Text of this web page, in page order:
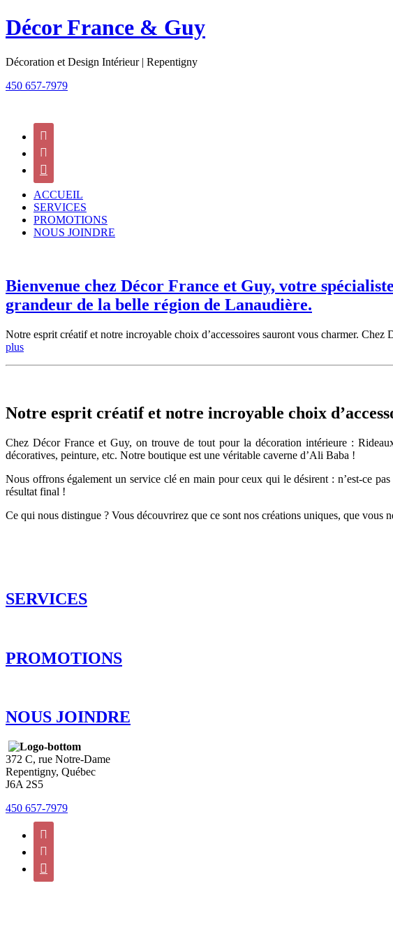
Décor France & Guy
Décoration et Design Intérieur | Repentigny
450 657-7979



ACCUEIL
SERVICES
PROMOTIONS
NOUS JOINDRE
Bienvenue chez Décor France et Guy, votre
grandeur de la belle région de Lanaudière.
Notre esprit créatif et notre incroyable choix d’accessoires sauront vous charmer.
plus
Notre esprit créatif et notre incroyable choix
Chez Décor France et Guy, on trouve de tout pour la décoration intérieure :
décoratives, peinture, etc. Notre boutique est une véritable caverne d’Ali Baba !
Nous offrons également un service clé en main pour ceux qui le désirent : n’est-ce
résultat final !
Ce qui nous distingue ? Vous découvrirez que ce sont nos créations uniques, que
SERVICES
PROMOTIONS
NOUS JOINDRE
372 C, rue Notre-Dame
Repentigny, Québec
J6A 2S5
450 657-7979


